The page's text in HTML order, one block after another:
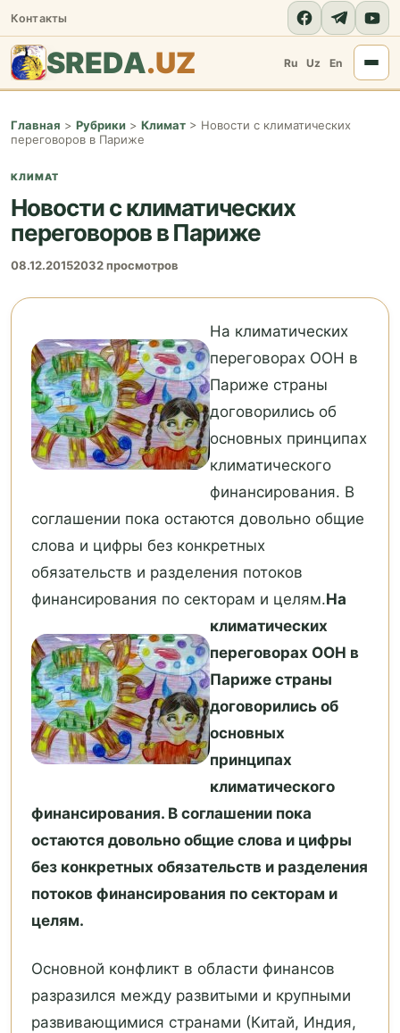
Контакты
SREDA.UZ Ru Uz En
Главная > Рубрики > Климат > Новости с климатических
переговоров в Париже
КЛИМАТ
Новости с климатических
переговоров в Париже
08.12.20152032 просмотров
На климатических
переговорах ООН в
Париже страны
договорились об
основных принципах
климатического
финансирования. В
соглашении пока остаются довольно общие
слова и цифры без конкретных
обязательств и разделения потоков
финансирования по секторам и целям.На
климатических
переговорах ООН в
Париже страны
договорились об
основных
принципах
климатического
финансирования. В соглашении пока
остаются довольно общие слова и цифры
без конкретных обязательств и разделения
потоков финансирования по секторам и
целям.
Основной конфликт в области финансов
разразился между развитыми и крупными
развивающимися странами (Китай, Индия,